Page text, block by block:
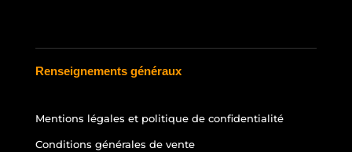
Renseignements généraux
Mentions légales et politique de confidentialité
Conditions générales de vente